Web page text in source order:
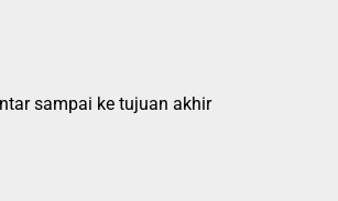
sampai ke tujuan akhir